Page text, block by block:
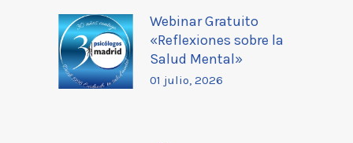
Webinar Gratuito
«Reflexiones sobre la
Salud Mental»
01 julio, 2026